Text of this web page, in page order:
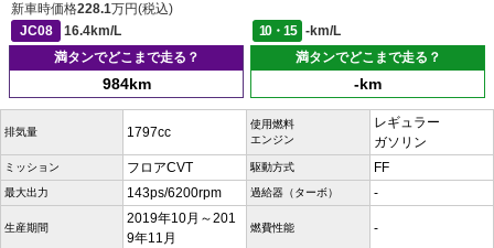
新車時価格228.1万円(税込)
JC08
16.4km/L 10・15
-km/L
満タンでどこまで走る？
984km
満タンでどこまで走る？
-km
排気量 1797cc
使用燃料
エンジン
レギュラー
ガソリン
ミッション フロアCVT 駆動方式 FF
最大出力 143ps/6200rpm 過給器（ターボ） -
生産期間
2019年10月～201
9年11月
燃費性能 -